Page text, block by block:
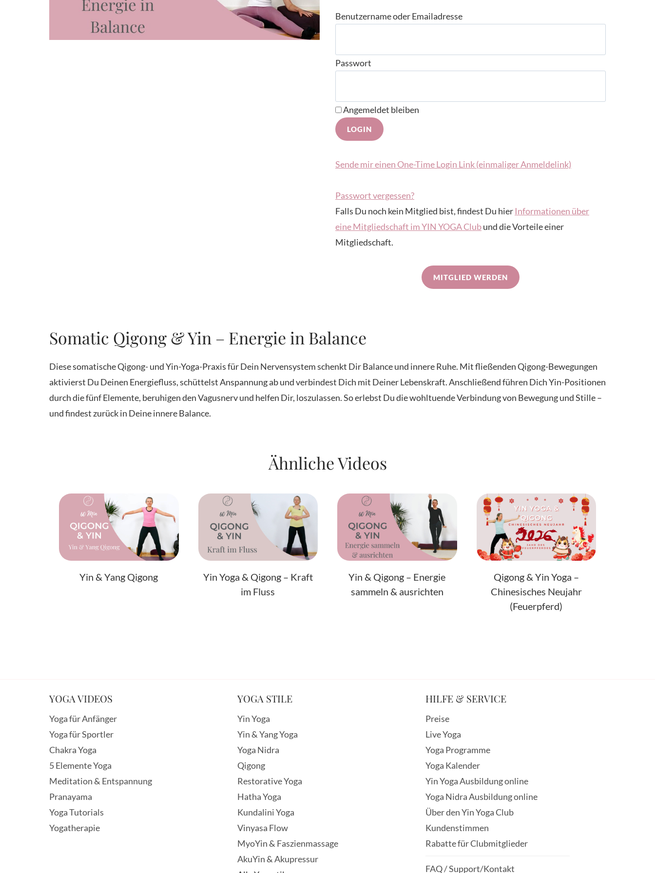
Benutzername oder Emailadresse
Passwort
Angemeldet bleiben
Sende mir einen One-Time Login Link (einmaliger Anmeldelink)
Passwort vergessen?
Falls Du noch kein Mitglied bist, findest Du hier Informationen über
eine Mitgliedschaft im YIN YOGA Clubund die Vorteile einer
Mitgliedschaft.
MITGLIED WERDEN
Somatic Qigong & Yin – Energie in Balance
Diese somatische Qigong- und Yin-Yoga-Praxis für Dein Nervensystem schenkt Dir Balance und innere Ruhe. Mit fließenden Qigong-Bewegungen
aktivierst Du Deinen Energiefluss, schüttelst Anspannung ab und verbindest Dich mit Deiner Lebenskraft. Anschließend führen Dich Yin-Positionen
durch die fünf Elemente, beruhigen den Vagusnerv und helfen Dir, loszulassen. So erlebst Du die wohltuende Verbindung von Bewegung und Stille –
und findest zurück in Deine innere Balance.
Ähnliche Videos
Yin & Yang Qigong
Yin Yoga & Qigong – Kraft
im Fluss
Yin & Qigong – Energie
sammeln & ausrichten
Qigong & Yin Yoga –
Chinesisches Neujahr
(Feuerpferd)
YOGA VIDEOS
Yoga für Anfänger
Yoga für Sportler
Chakra Yoga
5 Elemente Yoga
Meditation & Entspannung
Pranayama
Yoga Tutorials
Yogatherapie
YOGA STILE
Yin Yoga
Yin & Yang Yoga
Yoga Nidra
Qigong
Restorative Yoga
Hatha Yoga
Kundalini Yoga
Vinyasa Flow
MyoYin & Faszienmassage
AkuYin & Akupressur
HILFE & SERVICE
Preise
Live Yoga
Yoga Programme
Yoga Kalender
Yin Yoga Ausbildung online
Yoga Nidra Ausbildung online
Über den Yin Yoga Club
Kundenstimmen
Rabatte für Clubmitglieder
FAQ / Support/Kontakt